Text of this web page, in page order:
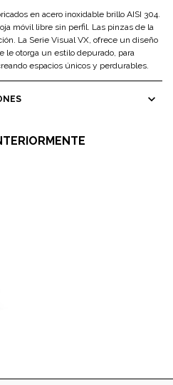
en acero inoxidable brillo AISI 304.
móvil libre sin perfil. Las pinzas de la
La Serie Visual VX, ofrece un diseño
le otorga un estilo depurado, para
espacios únicos y perdurables.
expand_more